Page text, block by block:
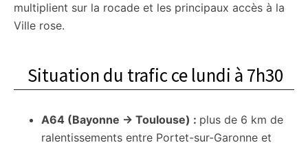
multiplient sur la rocade et les principaux accès à la
Ville rose.
Situation du trafic ce lundi à 7h30
A64 (Bayonne → Toulouse) : plus de 6 km de
ralentissements entre Portet-sur-Garonne et